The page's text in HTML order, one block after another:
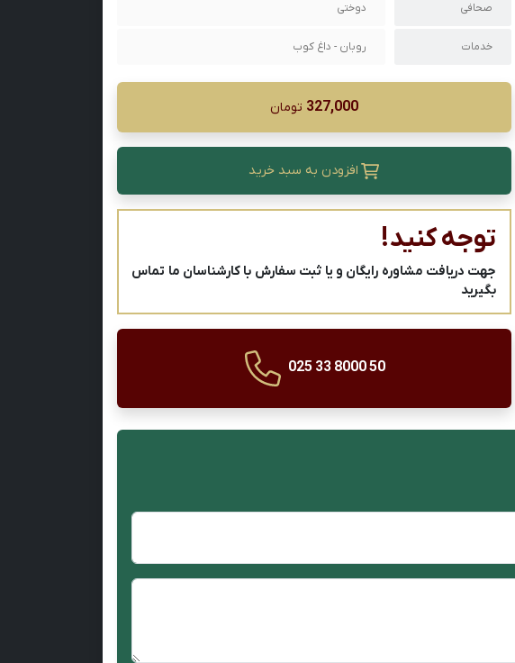
صحافی دوختی
خدمات روبان - داغ کوب
327,000 تومان
افزودن به سبد خرید
توجه کنید!
جهت دریافت مشاوره رایگان و یا ثبت سفارش با کارشناسان ما تماس
بگیرید
025 33 8000 50